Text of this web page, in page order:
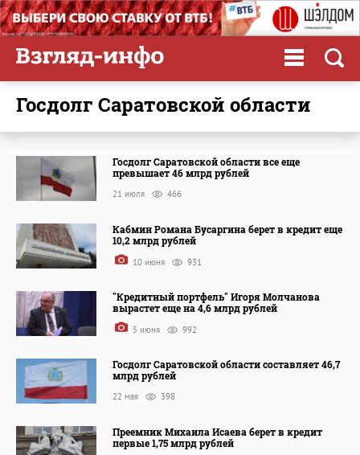
госдолг Саратовской области
Госдолг Саратовской области все еще
превышает 46 млрд рублей
21 июля 466
Кабмин Романа Бусаргина берет в кредит еще
10,2 млрд рублей
10 июня 931
"Кредитный портфель" Игоря Молчанова
вырастет еще на 4,6 млрд рублей
5 июня 992
Госдолг Саратовской области составляет 46,7
млрд рублей
22 мая 398
Преемник Михаила Исаева берет в кредит
первые 1,75 млрд рублей